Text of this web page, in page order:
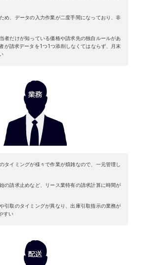
め、データの⼊⼒作業が⼆度⼿間になっており、⾮
者だけが知っている価格や請求先の独⾃ルールがあ
が請求データを1つ1つ添削しなくてはならず、⽉末
タイミングが様々で作業が煩雑なので、⼀元管理し
の請求⽌めなど、リース業特有の請求計算に時間が
引取のタイミングが異なり、出庫引取指⽰の業務が
すい